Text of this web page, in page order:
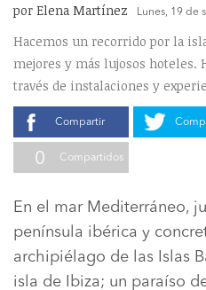
por Elena Martínez Lunes, 19 de
Hacemos un recorrido por la
mejores y más lujosos hoteles.
través de instalaciones y
Compartir
0 Compartidos
En el mar Mediterráneo,
península ibérica y
archipiélago de las Islas
isla de Ibiza; un paraíso